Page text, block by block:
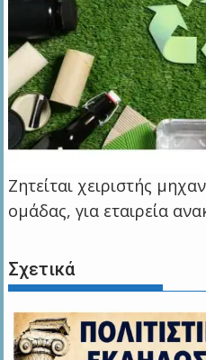
Ζητείται χειριστής
ομάδας, για εταιρεία
Σχετικά